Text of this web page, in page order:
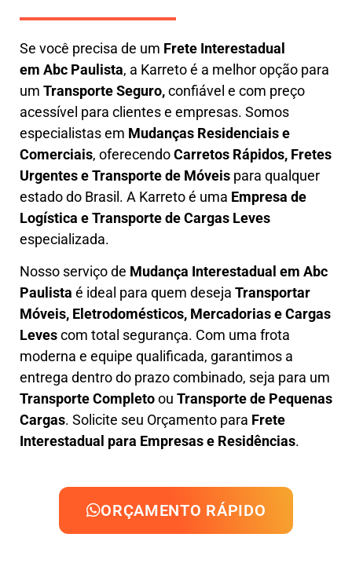
Se você precisa de um Frete Interestadual
em Abc Paulista, a Karreto é a melhor opção para
um Transporte Seguro,confiável e com preço
acessível para clientes e empresas. Somos
especialistas em Mudanças Residenciais e
Comerciais, oferecendoCarretos Rápidos, Fretes
Urgentes e Transporte de Móveis para qualquer
estado do Brasil. A Karretoé uma Empresa de
Logística e Transporte de Cargas Leves
especializada.
Nosso serviço de Mudança Interestadual em Abc
Paulista é ideal para quem deseja Transportar
Móveis, Eletrodomésticos, Mercadorias e Cargas
Levescom total segurança. Com uma frota
moderna e equipe qualificada, garantimos a
entrega dentro do prazo combinado, seja para um
Transporte Completoou Transporte de Pequenas
Cargas. Solicite seu Orçamento para Frete
Interestadual para Empresas e Residências.
ORÇAMENTO RÁPIDO